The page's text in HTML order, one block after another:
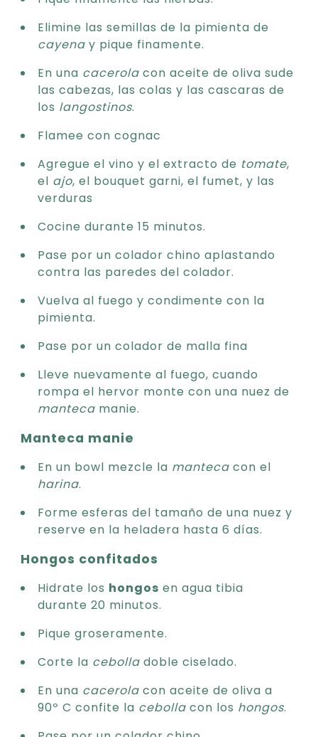
Elimine las semillas de la pimienta de
cayena y pique finamente.
En una cacerola con aceite de oliva sude
las cabezas, las colas y las cascaras de
los langostinos.
Flamee con cognac
Agregue el vino y el extracto de tomate,
el ajo, el bouquet garni, el fumet, y las
verduras
Cocine durante 15 minutos.
Pase por un colador chino aplastando
contra las paredes del colador.
Vuelva al fuego y condimente con la
pimienta.
Pase por un colador de malla fina
Lleve nuevamente al fuego, cuando
rompa el hervor monte con una nuez de
manteca manie.
Manteca manie
En un bowl mezcle la manteca con el
harina.
Forme esferas del tamaño de una nuez y
reserve en la heladera hasta 6 días.
Hongos confitados
Hidrate los hongos en agua tibia
durante 20 minutos.
Pique groseramente.
Corte la cebolla doble ciselado.
En una cacerola con aceite de oliva a
90º C confite la cebolla con los hongos.